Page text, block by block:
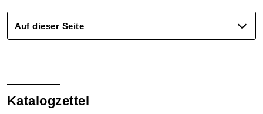
Auf dieser Seite
Katalogzettel